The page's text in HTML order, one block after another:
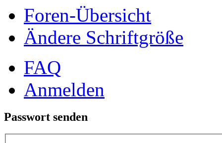
Foren-Übersicht
Ändere Schriftgröße
FAQ
Anmelden
Passwort senden